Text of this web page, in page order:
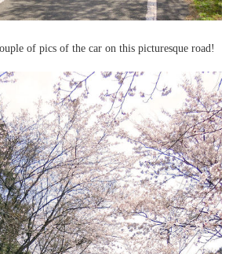
of pics of the car on this picturesque road!